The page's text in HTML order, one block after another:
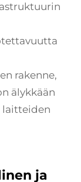
rakenne,
älykkään
laitteiden
ja